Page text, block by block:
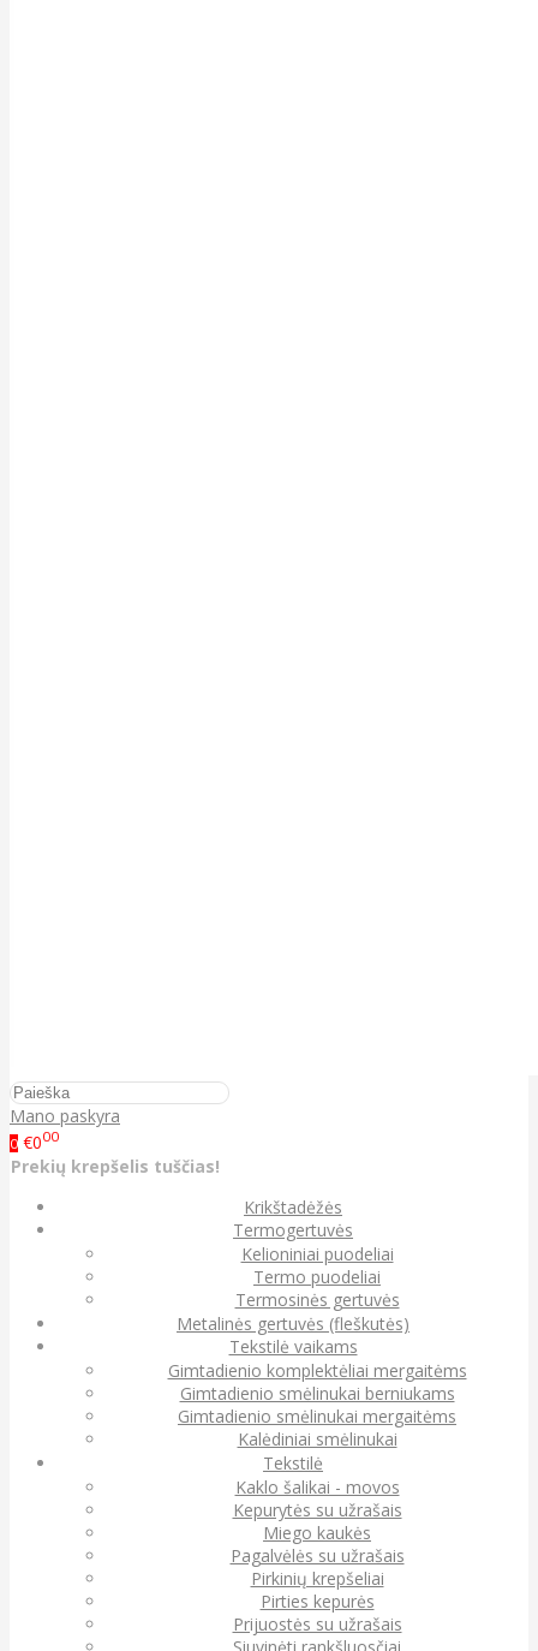
Mano paskyra
0 €000
Prekių krepšelis tuščias!
Krikštadėžės
Termogertuvės
Kelioniniai puodeliai
Termo puodeliai
Termosinės gertuvės
Metalinės gertuvės (fleškutės)
Tekstilė vaikams
Gimtadienio komplektėliai mergaitėms
Gimtadienio smėlinukai berniukams
Gimtadienio smėlinukai mergaitėms
Kalėdiniai smėlinukai
Tekstilė
Kaklo šalikai - movos
Kepurytės su užrašais
Miego kaukės
Pagalvėlės su užrašais
Pirkinių krepšeliai
Pirties kepurės
Prijuostės su užrašais
Siuvinėti rankšluosčiai